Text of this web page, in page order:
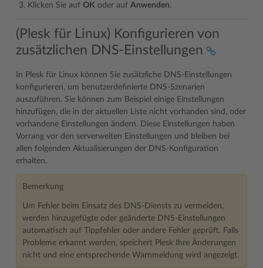
Klicken Sie auf OK oder auf Anwenden.
(Plesk für Linux) Konfigurieren von
zusätzlichen DNS-Einstellungen
In Plesk für Linux können Sie zusätzliche DNS-Einstellungen
konfigurieren, um benutzerdefinierte DNS-Szenarien
auszuführen. Sie können zum Beispiel einige Einstellungen
hinzufügen, die in der aktuellen Liste nicht vorhanden sind, oder
vorhandene Einstellungen ändern. Diese Einstellungen haben
Vorrang vor den serverweiten Einstellungen und bleiben bei
allen folgenden Aktualisierungen der DNS-Konfiguration
erhalten.
Bemerkung
Um Fehler beim Einsatz des DNS-Diensts zu vermeiden,
werden hinzugefügte oder geänderte DNS-Einstellungen
automatisch auf Tippfehler oder andere Fehler geprüft. Falls
Probleme erkannt werden, speichert Plesk Ihre Änderungen
nicht und eine entsprechende Warnmeldung wird angezeigt.